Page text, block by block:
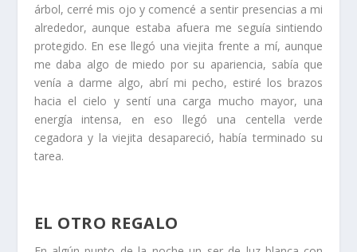
árbol, cerré mis ojo y comencé a sentir presencias a mi
alrededor, aunque estaba afuera me seguía sintiendo
protegido. En ese llegó una viejita frente a mí, aunque
me daba algo de miedo por su apariencia, sabía que
venía a darme algo, abrí mi pecho, estiré los brazos
hacia el cielo y sentí una carga mucho mayor, una
energía intensa, en eso llegó una centella verde
cegadora y la viejita desapareció, había terminado su
tarea.
EL OTRO REGALO